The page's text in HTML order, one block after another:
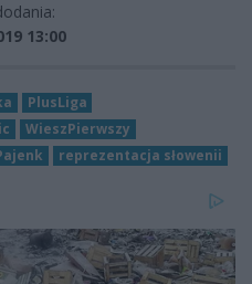
13:00
PlusLiga
WieszPierwszy
reprezentacja słowenii